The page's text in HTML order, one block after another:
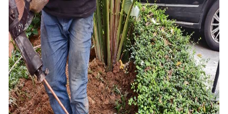
联络惠发